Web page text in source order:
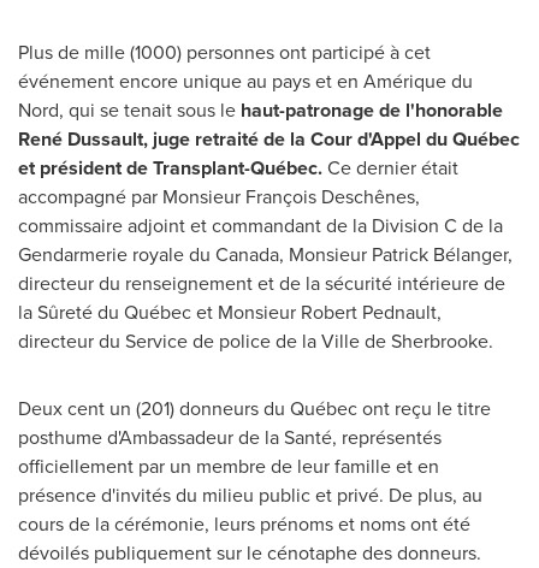
Plus de mille (1000) personnes ont participé à cet
événement encore unique au pays et en Amérique du
Nord, qui se tenait sous le haut-patronage de l'honorable
René Dussault, juge retraité de la Cour d'Appel du Québec
et président de Transplant-Québec.Ce dernier était
accompagné par Monsieur François Deschênes,
commissaire adjoint et commandant de la Division C de la
Gendarmerie royale du Canada, Monsieur Patrick Bélanger,
directeur du renseignement et de la sécurité intérieure de
la Sûreté du Québec et Monsieur Robert Pednault,
directeur du Service de police de laVille de Sherbrooke.
Deux cent un (201) donneurs du Québec ont reçu le titre
posthume d'Ambassadeur de la Santé, représentés
officiellement par un membre de leur famille et en
présence d'invités du milieu public et privé. De plus, au
cours de la cérémonie, leurs prénoms et noms ont été
dévoilés publiquement sur le cénotaphe des donneurs.